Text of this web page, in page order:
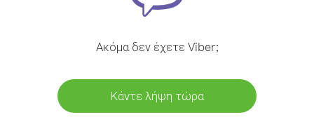
Ακόμα δεν έχετε Viber;
Κάντε λήψη τώρα